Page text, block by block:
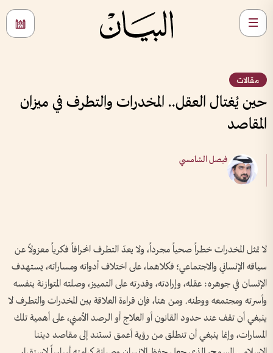
مقالات
حين يُغتال العقل.. المخدرات والتطرف في ميزان
المقاصد
فيصل الشامسي
لا تمثل المخدرات خطراً صحياً مجرداً، ولا يعدّ التطرف انحرافاً فكرياً معزولاً عن
سياقه الإنساني والاجتماعي؛ فكلاهما، على اختلاف أدواته ومساراته، يستهدف
الإنسان في جوهره: عقله، وإرادته، وقدرته على التمييز، وصلته المتوازنة بنفسه
وأسرته ومجتمعه ووطنه. ومن هنا، فإن قراءة العلاقة بين المخدرات والتطرف لا
ينبغي أن تقف عند حدود القانون أو العلاج أو الرصد الأمني، على أهمية تلك
المسارات، وإنما ينبغي أن تنطلق من رؤية أعمق تستند إلى مقاصد ديننا